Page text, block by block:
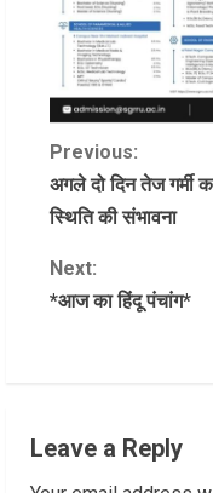
C
o
n
t
u
Previous:
अगले दो दिन तेज गर्मी
स्थिति की संभावना
Next:
*आज का हिंदू पंचांग*
Leave a Reply